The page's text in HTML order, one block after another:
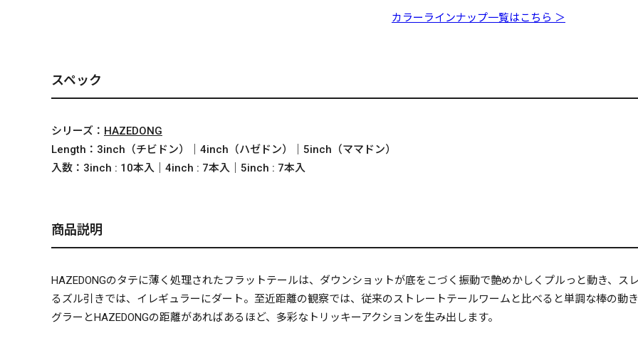
カラーラインナップ一覧はこちら ＞
スペック
シリーズ： HAZEDONG
Length： 3inch（チビドン）｜4inch（ハゼドン）｜5inch（ママドン）
入数： 3inch : 10本入｜4inch : 7本入｜5inch : 7本入
商品説明
HAZEDONGのタテに薄く処理されたフラットテールは、ダウンショットが底をこづく振動で艶めかしくプルっと動き、
るズル引きでは、イレギュラーにダート。至近距離の観察では、従来のストレートテールワームと比べると単調な棒の動
グラーとHAZEDONGの距離があればあるほど、多彩なトリッキーアクションを生み出します。